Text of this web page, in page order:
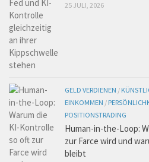
25 JULI, 2026
GELD VERDIENEN /
EINKOMMEN /
POSITIONSTRADING
Human-in-the-Loop:
zur Farce wird und
bleibt